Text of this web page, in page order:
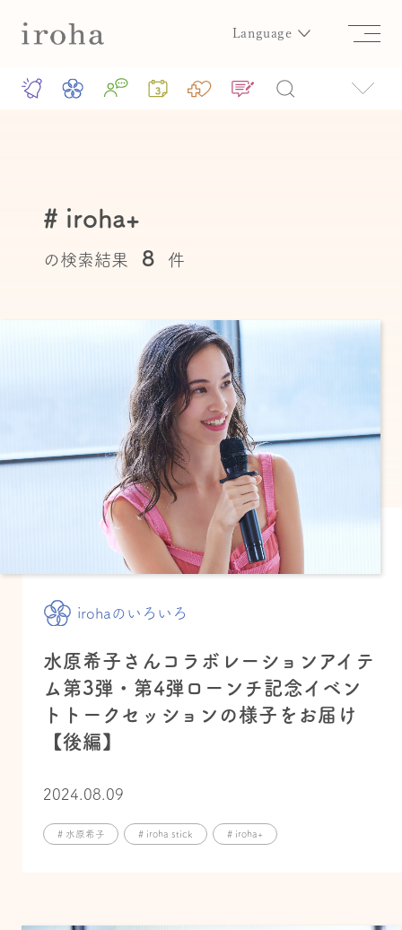
Language
# iroha+
の検索結果 8 件
irohaのいろいろ
水原希子さんコラボレーションアイテ
ム第3弾・第4弾ローンチ記念イベン
トトークセッションの様子をお届け
【後編】
2024.08.09
# 水原希子 # iroha stick # iroha+